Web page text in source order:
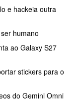
e hackeia outra
humano
ao Galaxy S27
stickers para o
do Gemini Omni